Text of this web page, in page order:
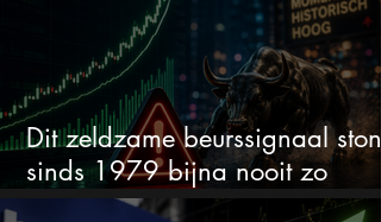
Dit zeldzame beurssignaal stond
sinds 1979 bijna nooit zo
extreem